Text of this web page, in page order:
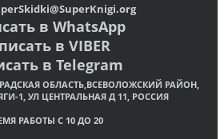
org
в WhatsApp
в VIBER
в Telegram
ОБЛАСТЬ,ВСЕВОЛОЖСКИЙ РАЙОН,
1, УЛ ЦЕНТРАЛЬНАЯ Д 11, РОССИЯ
РАБОТЫ С 10 ДО 20